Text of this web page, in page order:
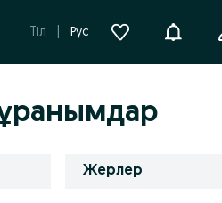
Tіл Рус
Жерлер